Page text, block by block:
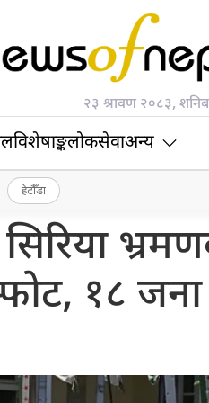
२३ श्रावण २०८३,
विशेषाङ्कलोकसेवाअन्य
हेटौँडा
सिरिया
१८